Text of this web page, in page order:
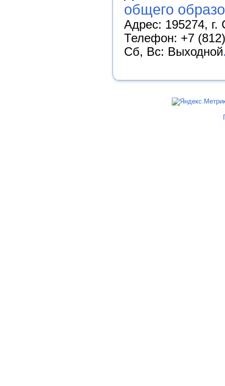
общего
Адрес: 195274, г.
Телефон: +7
Сб, Вс: Выходной